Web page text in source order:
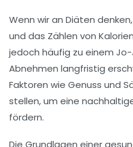
Wenn wir an Diäten
und das Zählen von
jedoch häufig zu einem
Abnehmen langfristig
Faktoren wie Genuss und
stellen, um eine
fördern.